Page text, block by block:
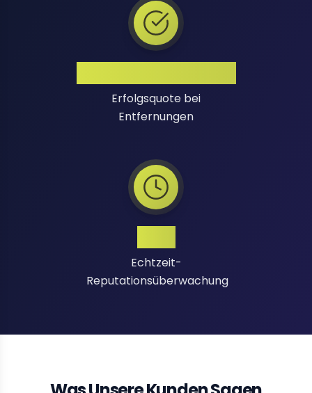
Erfolgsquote bei
Entfernungen
Echtzeit-
Reputationsüberwachung